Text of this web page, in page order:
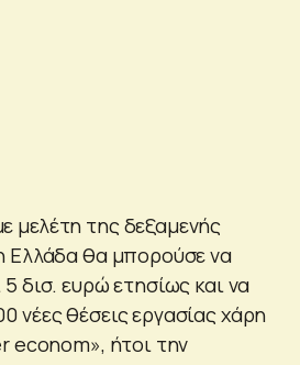
μελέτη της δεξαμενής
Ελλάδα θα μπορούσε να
δισ. ευρώ ετησίως και να
νέες θέσεις εργασίας χάρη
econom», ήτοι την